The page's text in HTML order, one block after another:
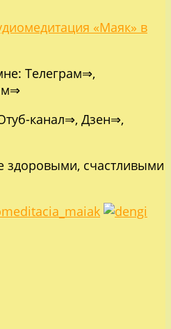
«Маяк» в
Телеграм⇒,
канал⇒, Дзен⇒,
здоровыми, счастливыми